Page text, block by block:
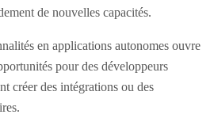
de nouvelles capacités.
en applications autonomes ouvre
pour des développeurs
créer des intégrations ou des